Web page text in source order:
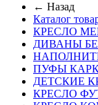
← Назад
Каталог
КРЕСЛО
ДИВАНЫ
ПУФЫ
ДЕТСКИЕ
КРЕСЛО